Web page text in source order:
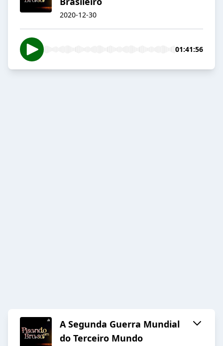
2020-12-30
01:41:56
A Segunda Guerra Mundial
do Terceiro Mundo